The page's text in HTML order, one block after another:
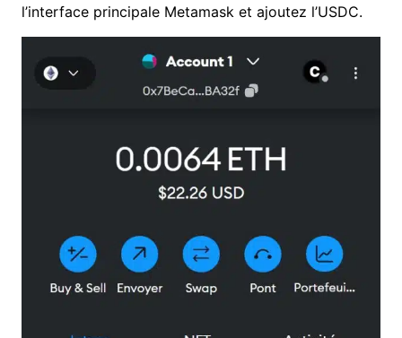
l’interface principale Metamask et ajoutez l’USDC.